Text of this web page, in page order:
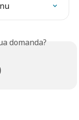
domanda?